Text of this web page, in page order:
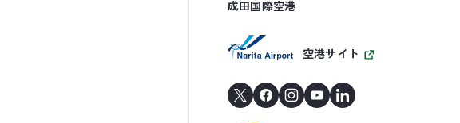
成田国際空港
空港サイト